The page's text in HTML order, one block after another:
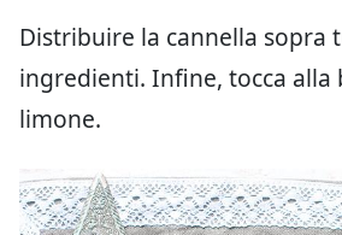
Distribuire la cannella sopra
ingredienti. Infine, tocca alla
limone.